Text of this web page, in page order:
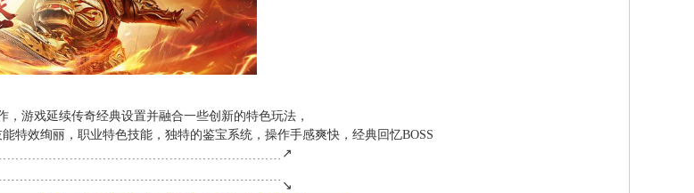
，游戏延续传奇经典设置并融合一些创新的特色玩法，
特效绚丽，职业特色技能，独特的鉴宝系统，操作手感爽快，经典回忆BOSS